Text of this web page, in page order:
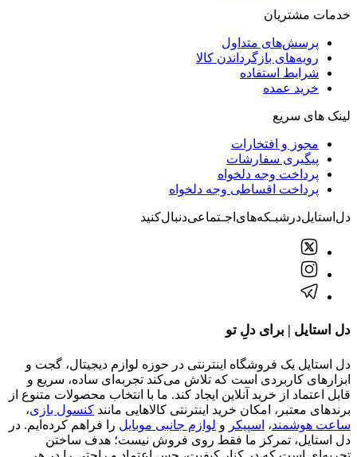
خدمات مشتریان
پرسش‌های متداول
رویه‌های بازگرداندن کالا
شرایط استفاده
خرید عمده
لینک های سریع
مجوز و افتخارات
پیگیری سفارشات
پرداخت وجه دلخواه
پرداخت اقساطی وجه دلخواه
دل‌استایل‌در‌‌شبـکه‌های‌اجـتماعی‌دنبال‌کنید
دل استایل | برای دلِ تو
دل استایل یک فروشگاه اینترنتی در حوزه لوازم دیجیتال، گجت و
ابزارهای کاربردی است که تلاش می‌کند تجربه‌ای ساده، سریع و
قابل اعتماد از خرید آنلاین ایجاد کند. ما با انتخاب محصولات متنوع از
برندهای معتبر، امکان خرید اینترنتی کالاهایی مانند کنسول بازی،
ساعت هوشمند، اسپیکر و لوازم جانبی موبایل را فراهم کرده‌ایم. در
دل استایل، تمرکز ما فقط روی فروش نیست؛ هدف ساختن